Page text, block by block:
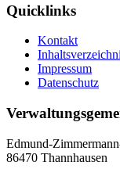
Quicklinks
Kontakt
Impressum
Datenschutz
Edmund-
86470 Thannhausen